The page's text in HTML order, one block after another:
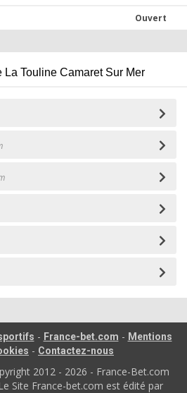
Ouvert
La Touline Camaret Sur Mer
- France-bet.com - Mentions
- Contactez-nous
2012 - 2026 - France-Bet.com
Site France-bet.com est édité par